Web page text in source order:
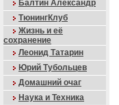
Балтин Александр
ТюнингКлуб
Жизнь и её
сохранение
Леонид Татарин
Юрий Тубольцев
Домашний очаг
Наука и Техника